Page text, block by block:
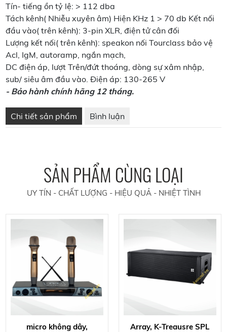
Tín- tiếng ồn tỷ lệ: > 112 dba
Tách kênh( Nhiễu xuyên âm) Hiện KHz 1 > 70 db Kết nối
đầu vào( trên kênh): 3-pin XLR, điện tử cân đối
Lượng kết nối( trên kênh): speakon nối Tourclass bảo vệ
Acl, IgM, autoramp, ngắn mạch,
DC điện áp, lượt Trên/đứt thoáng, dòng sự xâm nhập,
sub/ siêu âm đầu vào. Điện áp: 130-265 V
- Bảo hành chính hãng 12 tháng.
Chi tiết sản phẩm Bình luận
SẢN PHẨM CÙNG LOẠI
UY TÍN - CHẤT LƯỢNG - HIỆU QUẢ - NHIỆT TÌNH
micro không dây,
Array, K-Treausre SPL